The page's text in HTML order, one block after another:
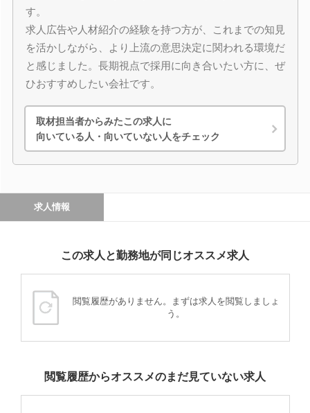
す。
求人広告や人材紹介の経験を持つ方が、これまでの知見
を活かしながら、より上流の意思決定に関われる環境だ
と感じました。長期視点で採用に向き合いたい方に、ぜ
ひおすすめしたい会社です。
取材担当者からみたこの求人に
向いている人・向いていない人をチェック
求人情報
この求人と勤務地が同じオススメ求人
閲覧履歴がありません。まずは求人を閲覧しましょ
う。
閲覧履歴からオススメのまだ見ていない求人